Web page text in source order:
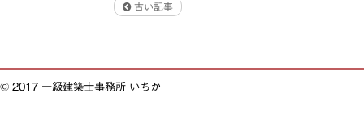
古い記事
© 2017 一級建築士事務所 いちか